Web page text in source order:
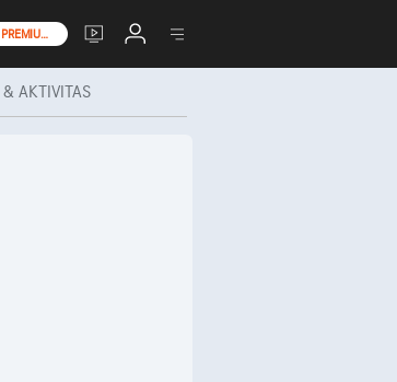
DAPATKAN PREMIUM+
& AKTIVITAS